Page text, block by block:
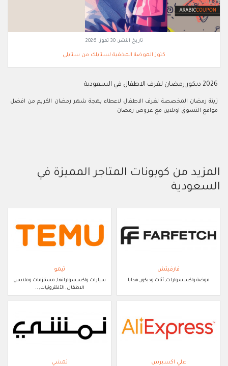
تاريخ النشر:30 تموز, 2026
كنوز الموضة المخفية لستايلك من ستايلي
2026 ديكور رمضان لغرف الاطفال في السعودية
زينة رمضان المخصصة لغرف الاطفال لاعطاء بهجة شهر رمضان الكريم من افضل
مواقع التسوق اونلاين مع عروض رمضان
المزيد من كوبونات المتاجر المميزة في
السعودية
فارفيتش
موضة واكسسوارات, أثاث وديكور, هدايا
تيمو
سيارات واكسسواراتها, مستلزمات وملابس
الاطفال, الألكترونيات, ..
علي اكسبرس نمشي